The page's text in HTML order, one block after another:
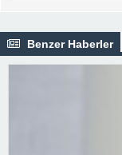
Benzer Haberler